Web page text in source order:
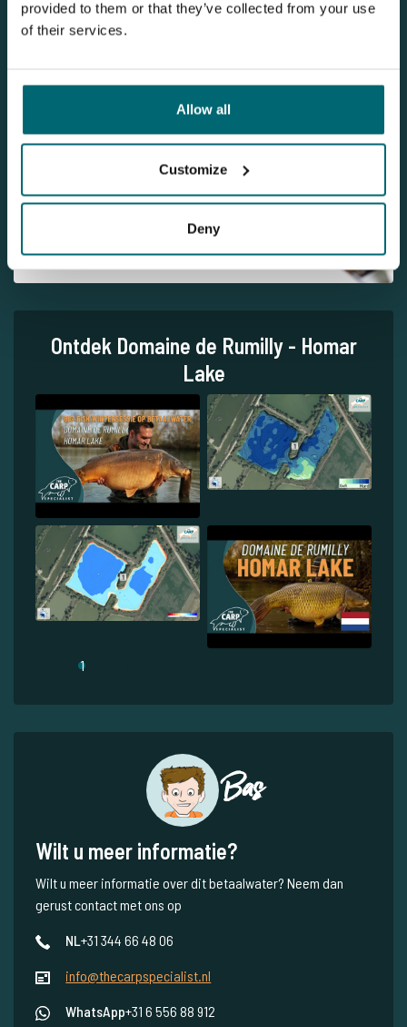
provided to them or that they’ve collected from your use
of their services.
Allow all
Customize
Deny
Schrijf u nu in voor onze nieuwsbrief en ontvang het laatste
Meld uzelf aan voor onze nieuwsbrief
Onze brochure
onze brochure aan en deze
belandt bij u thuis op de deurmat.
Ontdek Domaine de Rumilly - Homar
Lake
1
Bas
Wilt u meer informatie?
Wilt u meer informatie over dit betaalwater? Neem dan
gerust contact met ons op
NL+31 344 66 48 06
info@thecarpspecialist.nl
WhatsApp+31 6 556 88 912